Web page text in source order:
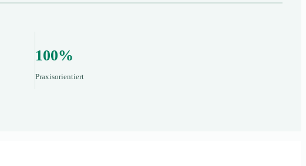
100%
Praxisorientiert